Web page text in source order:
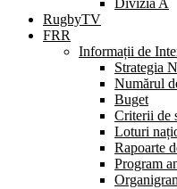
Divizia A
RugbyTV
FRR
Informații de
Strategia
Numărul
Buget
Criterii de
Loturi
Rapoarte
Program